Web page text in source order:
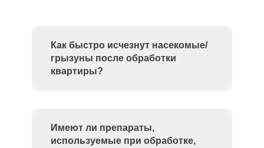
Как быстро исчезнут насекомые/
грызуны после обработки
квартиры?
Имеют ли препараты,
используемые при обработке,